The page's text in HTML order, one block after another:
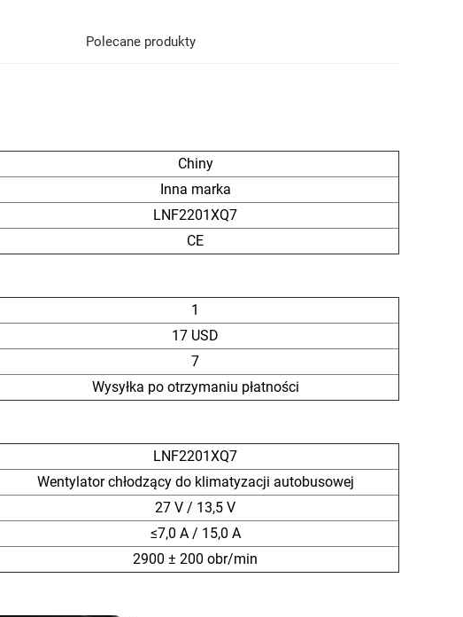
Polecane produkty
Chiny
Inna marka
LNF2201XQ7
CE
1
17 USD
7
Wysyłka po otrzymaniu płatności
LNF2201XQ7
Wentylator chłodzący do klimatyzacji autobusowej
27 V / 13,5 V
≤7,0 A / 15,0 A
2900 ± 200 obr/min